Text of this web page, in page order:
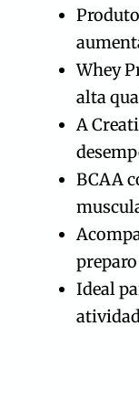
Whey
alta
A
BCAA
Ideal